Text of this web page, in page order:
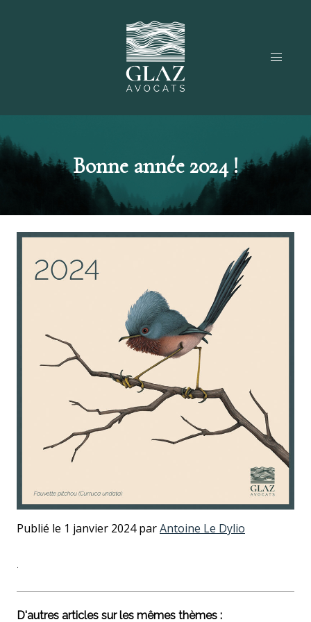
Bonne année 2024 !
Publié le 1 janvier 2024 parAntoine Le Dylio
.
D'autres articles sur les mêmes thèmes :